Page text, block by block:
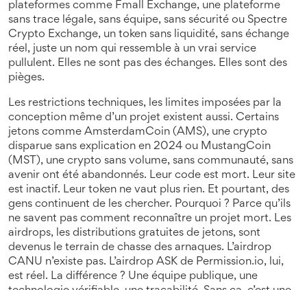
plateformes comme Fmall Exchange, une plateforme
sans trace légale, sans équipe, sans sécurité ou Spectre
Crypto Exchange, un token sans liquidité, sans échange
réel, juste un nom qui ressemble à un vrai service
pullulent. Elles ne sont pas des échanges. Elles sont des
pièges.
Les restrictions techniques, les limites imposées par la
conception même d’un projet existent aussi. Certains
jetons comme AmsterdamCoin (AMS), une crypto
disparue sans explication en 2024 ou MustangCoin
(MST), une crypto sans volume, sans communauté, sans
avenir ont été abandonnés. Leur code est mort. Leur site
est inactif. Leur token ne vaut plus rien. Et pourtant, des
gens continuent de les chercher. Pourquoi ? Parce qu’ils
ne savent pas comment reconnaître un projet mort. Les
airdrops, les distributions gratuites de jetons, sont
devenus le terrain de chasse des arnaques. L’airdrop
CANU n’existe pas. L’airdrop ASK de Permission.io, lui,
est réel. La différence ? Une équipe publique, une